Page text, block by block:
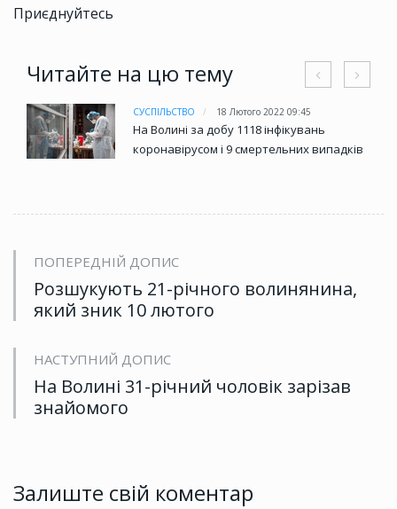
Приєднуйтесь
Читайте на цю тему
СУСПІЛЬСТВО 18 Лютого 2022 09:45
На Волині за добу 1118 інфікувань
коронавірусом і 9 смертельних випадків
ПОПЕРЕДНІЙ ДОПИС
Розшукують 21-річного волинянина,
який зник 10 лютого
НАСТУПНИЙ ДОПИС
На Волині 31-річний чоловік зарізав
знайомого
Залиште свій коментар